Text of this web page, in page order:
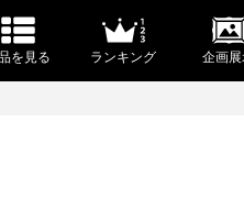
を見る ランキング 企画